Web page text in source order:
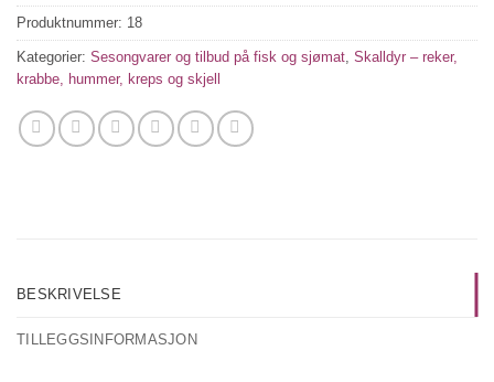
Produktnummer: 18
Kategorier: Sesongvarer og tilbud på fisk og sjømat Skalldyr – reker,
krabbe, hummer, kreps og skjell
BESKRIVELSE
TILLEGGSINFORMASJON